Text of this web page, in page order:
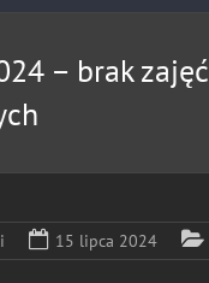
– brak zajęć
15 lipca 2024